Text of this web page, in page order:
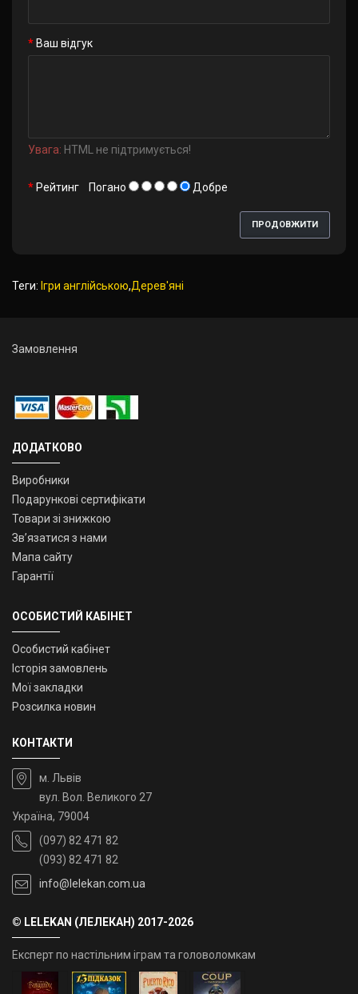
Ваш відгук
Увага: HTML не підтримується!
Рейтинг Погано Добре
ПРОДОВЖИТИ
Теги: Ігри англійською,Дерев'яні
Замовлення
ДОДАТКОВО
Виробники
Подарункові сертифікати
Товари зі знижкою
Зв’язатися з нами
Мапа сайту
Гарантії
ОСОБИСТИЙ КАБІНЕТ
Особистий кабінет
Історія замовлень
Мої закладки
Розсилка новин
КОНТАКТИ
м. Львів
вул. Вол. Великого 27
Україна, 79004
(097) 82 471 82
(093) 82 471 82
info@lelekan.com.ua
© LELEKAN (ЛЕЛЕКАН) 2017-2026
Експерт по настільним іграм та головоломкам